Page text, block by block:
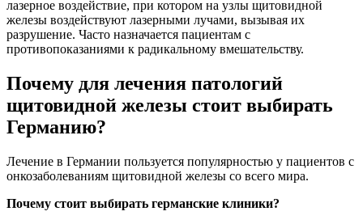
лазерное воздействие, при котором на узлы щитовидной
железы воздействуют лазерными лучами, вызывая их
разрушение. Часто назначается пациентам с
противопоказаниями к радикальному вмешательству.
Почему для лечения патологий
щитовидной железы стоит выбирать
Германию?
Лечение в Германии пользуется популярностью у пациентов с
онкозаболеваниям щитовидной железы со всего мира.
Почему стоит выбирать германские клиники?